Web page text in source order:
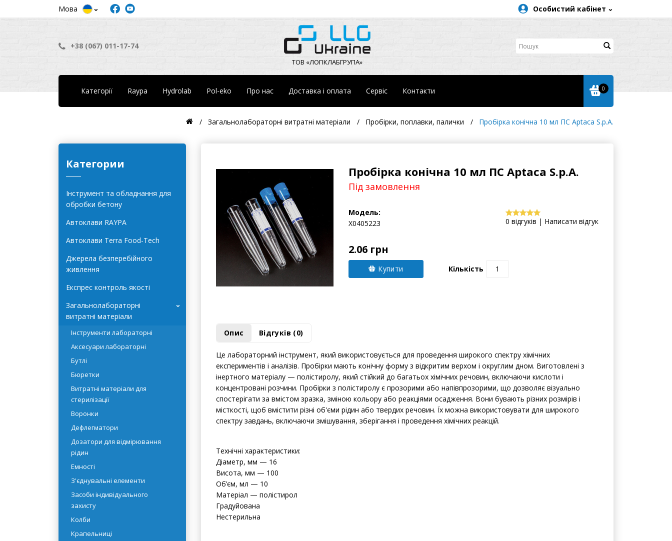
Мова Особистий кабінет
+38 (067) 011-17-74
ТОВ «ЛОГІКЛАБГРУПА»
Категорії Raypa Hydrolab Pol-eko Про нас Доставка і оплата Сервіс Контакти 0
Загальнолабораторні витратні матеріали Пробірки, поплавки, палички Пробірка конічна 10 мл ПС Aptaca S.p.A.
Категории
Інструмент та обладнання для
обробки бетону
Автоклави RAYPA
Автоклави Terra Food-Tech
Джерела безперебійного
живлення
Експрес контроль якості
Загальнолабораторні
витратні матеріали
›
Інструменти лабораторні
Аксесуари лабораторні
Бутлі
Бюретки
Витратні матеріали для
стерилізації
Воронки
Дефлегматори
Дозатори для відмірювання
рідин
Емності
З'єднувальні елементи
Засоби індивідуального
захисту
Колби
Крапельниці
Пробірка конічна 10 мл ПС Aptaca S.p.A.
Під замовлення
Модель:
Х0405223
0 відгуків | Написати відгук
2.06 грн
Кількість
Купити
Опис Відгуків (0)
Це лабораторний інструмент, який використовується для проведення широкого спектру хімічних
експериментів і аналізів. Пробірки мають конічну форму з відкритим верхом і округлим дном. Виготовлені з
інертного матеріалу — полістиролу, який стійкий до багатьох хімічних речовин, включаючи кислоти і
концентровані розчини. Пробірки з полістиролу є прозорими або напівпрозорими, що дозволяє візуально
спостерігати за вмістом зразка, зміною кольору або реакціями осадження. Вони бувають різних розмірів і
місткості, щоб вмістити різні об'єми рідин або твердих речовин. Їх можна використовувати для широкого
спектру завдань, включаючи змішування, зберігання і проведення хімічних реакцій.
Технічні характеристики:
Діаметр, мм — 16
Висота, мм — 100
Об’єм, мл — 10
Матеріал — полістирол
Градуйована
Нестерильна